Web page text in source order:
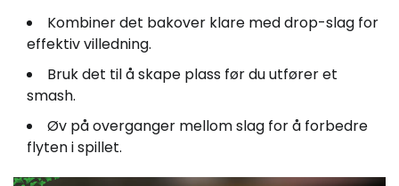
Kombiner det bakover klare med drop-slag for
effektiv villedning.
Bruk det til å skape plass før du utfører et
smash.
Øv på overganger mellom slag for å forbedre
flyten i spillet.